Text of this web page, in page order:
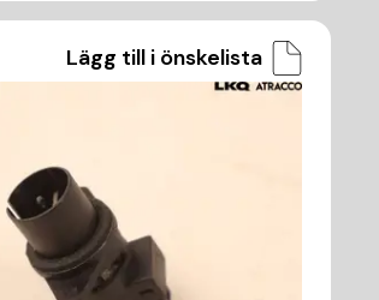
Lägg till i önskelista